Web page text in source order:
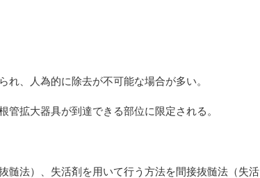
、人為的に除去が不可能な場合が多い。
拡大器具が到達できる部位に限定される。
髄法）、失活剤を用いて行う方法を間接抜髄法（失活